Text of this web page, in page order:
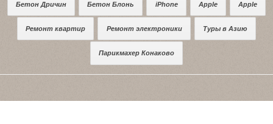
Бетон Дричин Бетон Блонь iPhone Apple Apple
Ремонт квартир Ремонт электроники Туры в Азию
Парикмахер Конаково